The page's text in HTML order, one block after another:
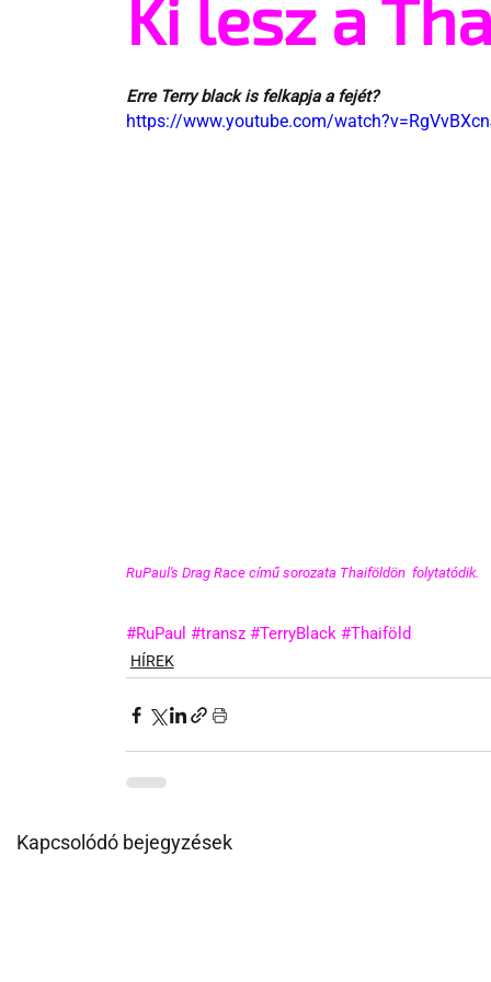
Ki lesz a
Erre Terry black is felkapja a fejét?
https://www.youtube.com/
RuPaul's Drag Race című sorozata Thaiföldön  folytatódik.
#RuPaul #transz #TerryBlack #Thaiföld
HÍREK
Kapcsolódó bejegyzések